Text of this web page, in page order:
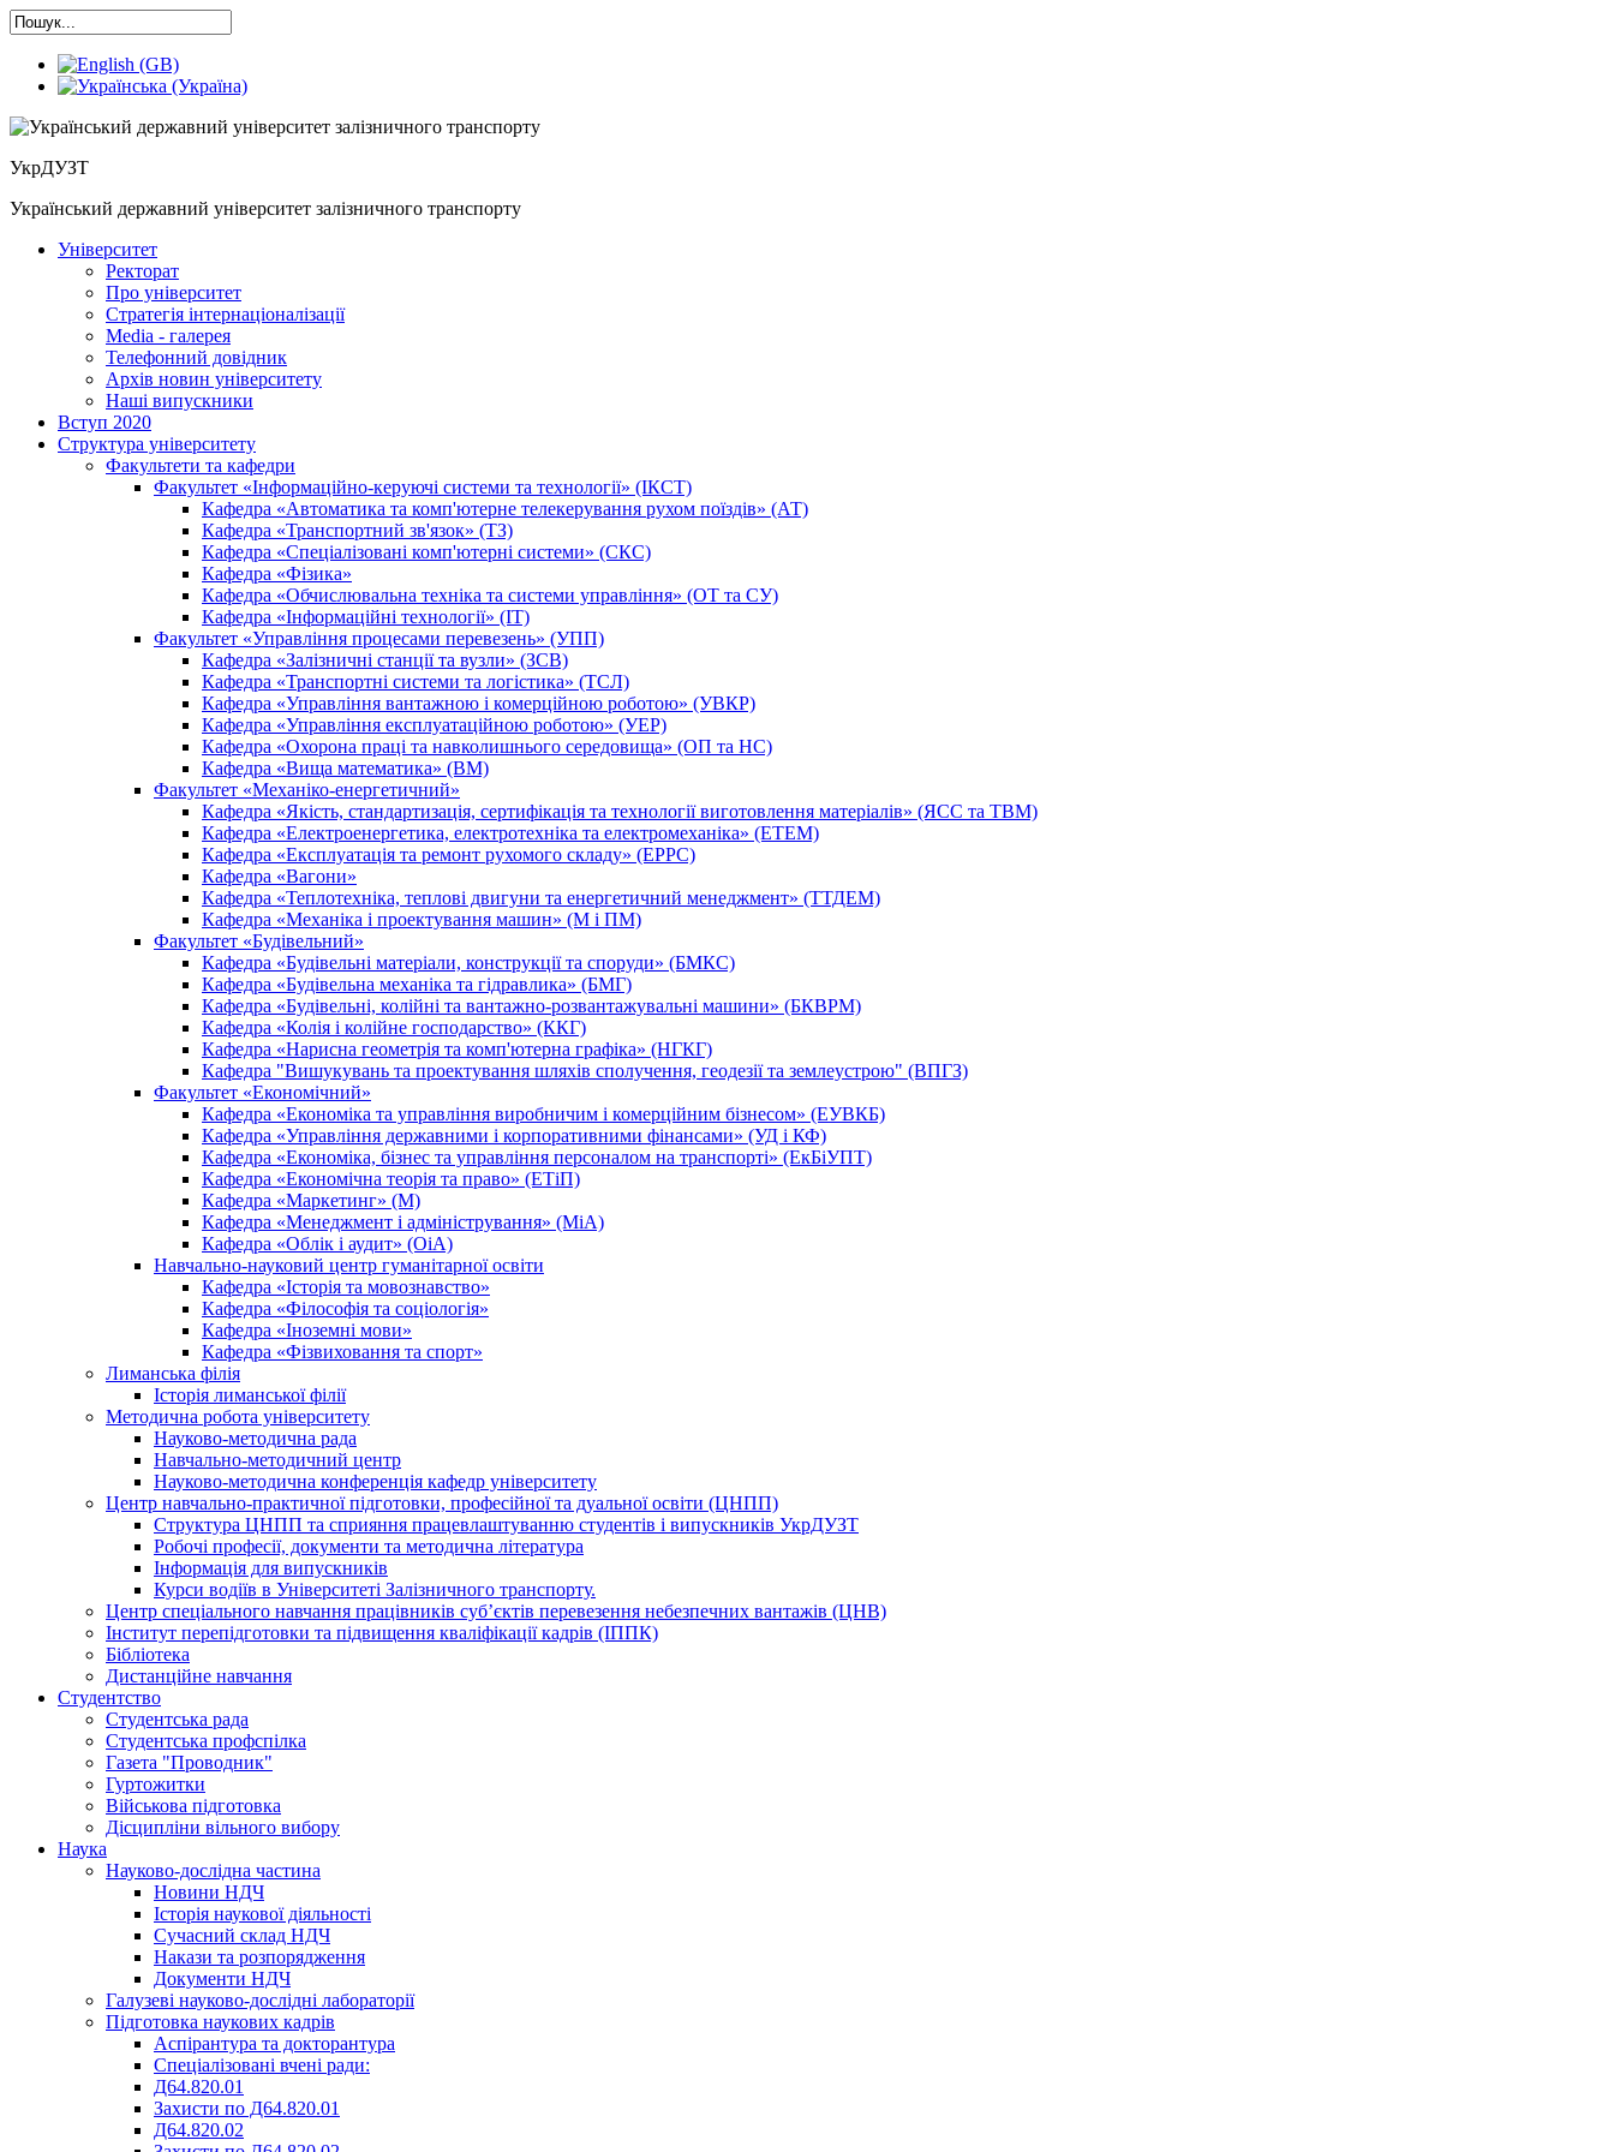
УкрДУЗТ
Український державний університет залізничного транспорту
Університет
Ректорат
Про університет
Cтратегія інтернаціоналізації
Media - галерея
Телефонний довідник
Архів новин університету
Наші випускники
Вступ 2020
Структура університету
Факультети та кафедри
Факультет «Інформаційно-керуючі системи та технології» (ІКСТ)
Кафедра «Автоматика та комп'ютерне телекерування рухом поїздів» (АТ)
Кафедра «Транспортний зв'язок» (ТЗ)
Кафедра «Спеціалізовані комп'ютерні системи» (СКС)
Кафедра «Фізика»
Кафедра «Обчислювальна техніка та системи управління» (ОТ та СУ)
Кафедра «Інформаційні технології» (ІТ)
Факультет «Управління процесами перевезень» (УПП)
Кафедра «Залізничні станції та вузли» (ЗСВ)
Кафедра «Транспортні системи та логістика» (ТСЛ)
Кафедра «Управління вантажною і комерційною роботою» (УВКР)
Кафедра «Управління експлуатаційною роботою» (УЕР)
Кафедра «Охорона праці та навколишнього середовища» (ОП та НС)
Кафедра «Вища математика» (ВМ)
Факультет «Механіко-енергетичний»
Кафедра «Якість, стандартизація, сертифікація та технології виготовлення матеріалів» (ЯСС та ТВМ)
Кафедра «Електроенергетика, електротехніка та електромеханіка» (ЕТЕМ)
Кафедра «Експлуатація та ремонт рухомого складу» (ЕРРС)
Кафедра «Вагони»
Кафедра «Теплотехніка, теплові двигуни та енергетичний менеджмент» (ТТДЕМ)
Кафедра «Механіка і проектування машин» (М і ПМ)
Факультет «Будівельний»
Кафедра «Будівельні матеріали, конструкції та споруди» (БМКС)
Кафедра «Будівельна механіка та гідравлика» (БМГ)
Кафедра «Будівельні, колійні та вантажно-розвантажувальні машини» (БКВРМ)
Кафедра «Колія і колійне господарство» (ККГ)
Кафедра «Нарисна геометрія та комп'ютерна графіка» (НГКГ)
Кафедра "Вишукувань та проектування шляхів сполучення, геодезії та землеустрою" (ВПГЗ)
Факультет «Економічний»
Кафедра «Економіка та управління виробничим і комерційним бізнесом» (ЕУВКБ)
Кафедра «Управління державними і корпоративними фінансами» (УД і КФ)
Кафедра «Економіка, бізнес та управління персоналом на транспорті» (ЕкБіУПТ)
Кафедра «Економічна теорія та право» (ЕТіП)
Кафедра «Маркетинг» (М)
Кафедра «Менеджмент і адміністрування» (МіА)
Кафедра «Облік і аудит» (ОіА)
Навчально-науковий центр гуманітарної освіти
Кафедра «Історія та мовознавство»
Кафедра «Філософія та соціологія»
Кафедра «Іноземні мови»
Кафедра «Фізвиховання та спорт»
Лиманська філія
Історія лиманської філії
Методична робота університету
Науково-методична рада
Навчально-методичний центр
Науково-методична конференція кафедр університету
Центр навчально-практичної підготовки, професійної та дуальної освіти (ЦНПП)
Структура ЦНПП та сприяння працевлаштуванню студентів і випускників УкрДУЗТ
Робочі професії, документи та методична література
Інформація для випускників
Курси водіїв в Університеті Залізничного транспорту.
Центр спеціального навчання працівників суб’єктів перевезення небезпечних вантажів (ЦНВ)
Інститут перепідготовки та підвищення кваліфікації кадрів (ІППК)
Бібліотека
Дистанційне навчання
Студентство
Студентська рада
Студентська профспілка
Газета "Проводник"
Гуртожитки
Військова підготовка
Дісципліни вільного вибору
Наука
Науково-дослідна частина
Новини НДЧ
Історія наукової діяльності
Сучасний склад НДЧ
Накази та розпорядження
Документи НДЧ
Галузеві науково-дослідні лабораторії
Підготовка наукових кадрів
Аспірантура та докторантура
Спеціалізовані вчені ради:
Д64.820.01
Захисти по Д64.820.01
Д64.820.02